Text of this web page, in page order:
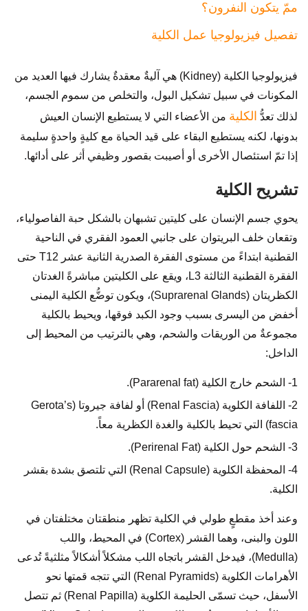
ممّ يتكون النفرون؟
تفصيل فيزيولوجيا عمل الكلية
فيزيولوجيا الكلية (Kidney) هي آليةٌ معقدةٌ يشارك فيها العديد من
المكونات في سبيل تشكيل البول، والتخلص من سموم الجسم،
لذلك تعدُّ الكلية من الأعضاء التي لا يستطيع الإنسان العيش
بدونها، لكنه يستطيع البقاء على قيد الحياة مع كليةٍ واحدةٍ سليمة
إذا تمّ استئصال الأخرى أو أصيبت بقصور وظيفي أثر على أدائها.
تشريح الكلية
يحوي جسم الإنسان على كليتين تشبهان بالشكل حبة الفاصولياء،
وتقعان خلف البريتوان على جانبي العمود الفقري في الناحية
القطنية ابتداءً من مستوى الفقرة الصدرية الثانية عشر T12 حتى
الفقرة القطنية الثالثة L3، ويقع على الكليتين مباشرةً الغدتان
الكظريتان (Suprarenal Glands)، ويكون توضُّع الكلية اليمنى
أخفض من اليسرى بسبب وجود الكبد فوقها، ويحيط بالكلية
مجموعةٌ من الوريقات والشحم، وهي بالترتيب من المحيط إلى
الداخل:
1- الشحم خارج الكلية (Pararenal fat).
2- اللفافة الكلوية (Renal Fascia) أو لفافة جيروتا (Gerota’s
fascia) التي تحيط بالكلية والغدة الكظرية معاً.
3- الشحم حول الكلية (Perirenal Fat).
4- المحفظة الكلوية (Renal Capsule) التي تلتصق بشدة بقشر
الكلية.
وعند أخذ مقطعٍ طولي في الكلية تظهر منطقتان مختلفتان في
اللون والبنى، وهما القشر (Cortex) في المحيط، واللب
(Medulla)، فيدخل القشر باتجاه اللب مشكلاً أشكالاً مثلثيةً تُدعى
الأهرامات الكلوية (Renal Pyramids) التي تتجه قمتها نحو
الأسفل، حيث تسمّى الحليمة الكلوية (Renal Papilla) ثم تتصل